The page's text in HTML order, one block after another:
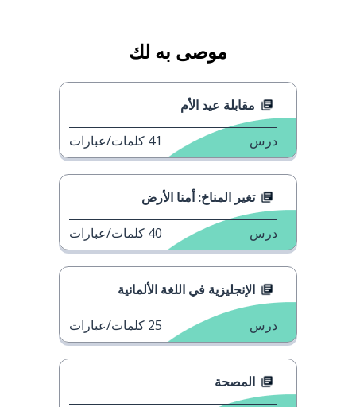
موصى به لك
مقابلة عيد الأم
درس 41 كلمات/عبارات
تغير المناخ: أمنا الأرض
درس 40 كلمات/عبارات
الإنجليزية في اللغة الألمانية
درس 25 كلمات/عبارات
المصحة